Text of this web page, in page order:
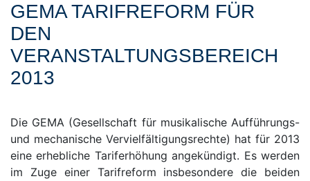
GEMA TARIFREFORM FÜR
DEN
VERANSTALTUNGSBEREICH
2013
Die GEMA (Gesellschaft für musikalische Aufführungs-
und mechanische Vervielfältigungsrechte) hat für 2013
eine erhebliche Tariferhöhung angekündigt. Es werden
im Zuge einer Tarifreform insbesondere die beiden